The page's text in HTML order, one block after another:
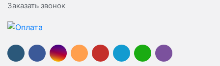
Заказать звонок